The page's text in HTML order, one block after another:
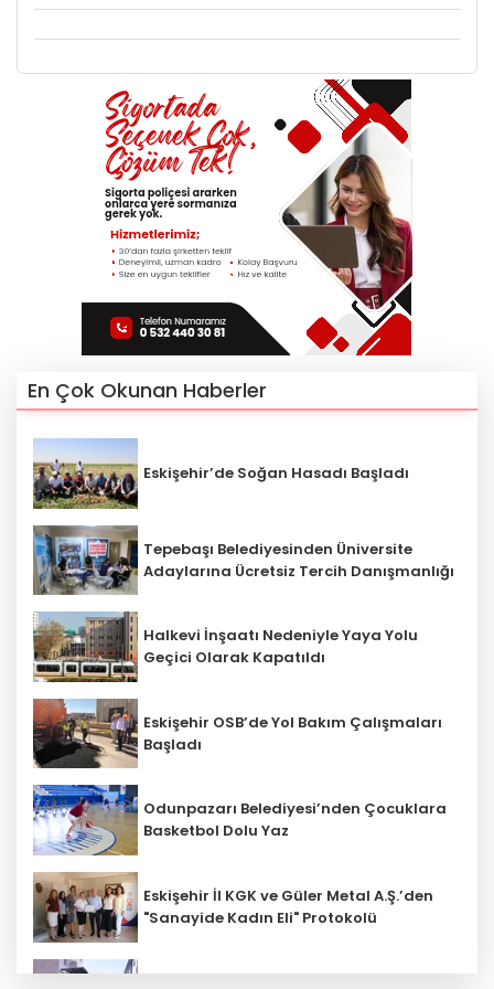
En Çok Okunan Haberler
Eskişehir’de Soğan Hasadı Başladı
Tepebaşı Belediyesinden Üniversite
Adaylarına Ücretsiz Tercih Danışmanlığı
Halkevi İnşaatı Nedeniyle Yaya Yolu
Geçici Olarak Kapatıldı
Eskişehir OSB’de Yol Bakım Çalışmaları
Başladı
Odunpazarı Belediyesi’nden Çocuklara
Basketbol Dolu Yaz
Eskişehir İl KGK ve Güler Metal A.Ş.’den
"Sanayide Kadın Eli" Protokolü